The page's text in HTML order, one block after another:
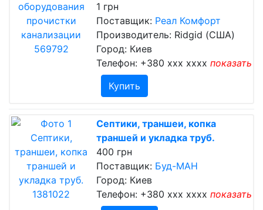
1 грн
Поставщик: Реал Комфорт
Производитель: Ridgid (США)
Город: Киев
Телефон: +380 xxx xxxx показать
Купить
Септики, траншеи, копка
траншей и укладка труб.
400 грн
Поставщик: Буд-МАН
Город: Киев
Телефон: +380 xxx xxxx показать